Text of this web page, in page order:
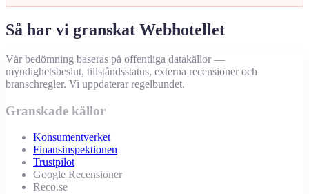
Så har vi granskat Webhotellet
Vår bedömning baseras på offentliga datakällor —
myndighetsbeslut, tillståndsstatus, externa recensioner och
branschregler. Vi uppdaterar regelbundet.
Granskade källor
Konsumentverket
Finansinspektionen
Trustpilot
Google Recensioner
Reco.se